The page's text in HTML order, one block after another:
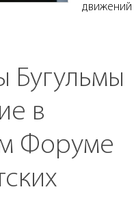
движений
Бугульмы
в
Форуме